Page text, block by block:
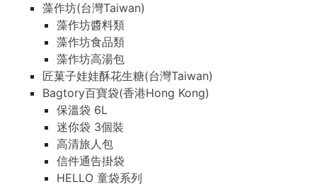
藻作坊(台灣Taiwan)
藻作坊醬料類
藻作坊食品類
藻作坊高湯包
匠菓子娃娃酥花生糖(台灣Taiwan)
Bagtory百寶袋(香港Hong Kong)
保溫袋 6L
迷你袋 3個裝
高清旅人包
信件通告掛袋
HELLO 童袋系列